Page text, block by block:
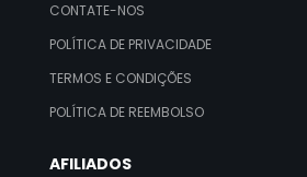
CONTATE-NOS
POLÍTICA DE PRIVACIDADE
TERMOS E CONDIÇÕES
POLÍTICA DE REEMBOLSO
AFILIADOS